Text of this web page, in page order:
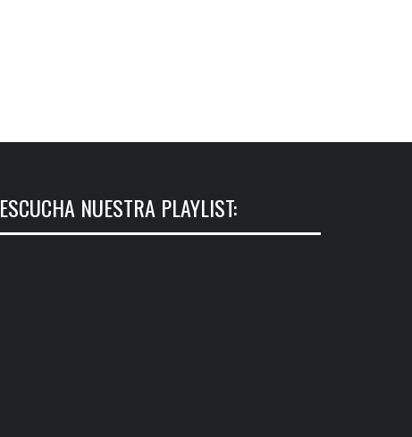
ESCUCHA NUESTRA PLAYLIST: